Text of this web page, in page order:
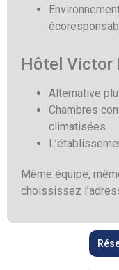
Hôtel Victor
Alternative
Chambres
climatisées.
Même équipe,
choississez